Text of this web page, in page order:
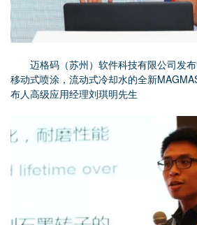
迈格码（苏州）软件科技有限公司发布
移动式喷涂，流动式冷却水的全新
布人高级应用经理刘琪明先生